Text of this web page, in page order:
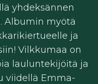
yhdeksännen
Albumin myötä
ja
Vilkkumaa on
lauluntekijöitä ja
viidellä Emma-